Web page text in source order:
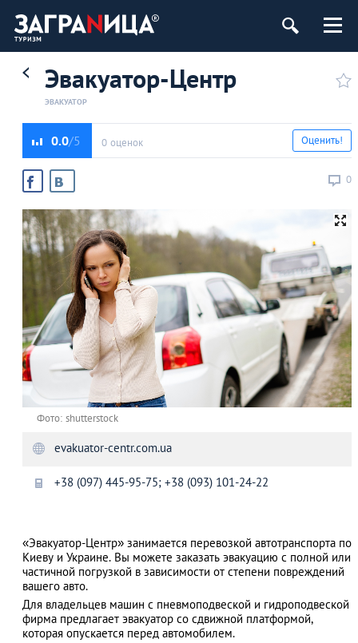
Эвакуатор-Центр
ЭВАКУАТОР
0.0 0 оценок
0
Оценить!
Фото: shutterstock
evakuator-centr.com.ua
+38 (097) 445-95-75; +38 (093) 101-24-22
«Эвакуатор-Центр» занимается перевозкой автотранспорта по
Киеву и Украине. Вы можете заказать эвакуацию с полной или
частичной погрузкой в зависимости от степени повреждений
вашего авто.
Для владельцев машин с пневмоподвеской и гидроподвеской
фирма предлагает эвакуатор со сдвижной платформой,
которая опускается перед автомобилем.